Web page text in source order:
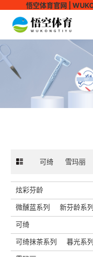
悟空体育官网 |
可绮 雪玛丽
炫彩芬龄
微醺蓝系列 新芬龄系列
可绮
可绮抹茶系列 暮光系列